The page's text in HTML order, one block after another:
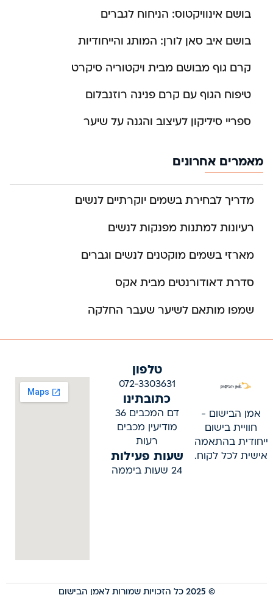
בושם אינוויקטוס: הניחוח לגברים
בושם איב סאן לורן: המותג והייחודיות
קרם גוף מבושם מבית ויקטוריה סיקרט
טיפוח הגוף עם קרם פנינה רוזנבלום
ספריי סיליקון לעיצוב והגנה על שיער
מאמרים אחרונים
מדריך לבחירת בשמים יוקרתיים לנשים
רעיונות למתנות מפנקות לנשים
מארזי בשמים מוקטנים לנשים וגברים
סדרת דאודורנטים מבית אקס
שמפו מותאם לשיער שעבר החלקה
אמן הבישום -
חוויית בישום
ייחודית בהתאמה
אישית לכל לקוח.
טלפון
072-3303631
כתובתינו
דם המכבים 36
מודיעין מכבים
רעות
שעות פעילות
24 שעות ביממה
© 2025 כל הזכויות שמורות לאמן הבישום